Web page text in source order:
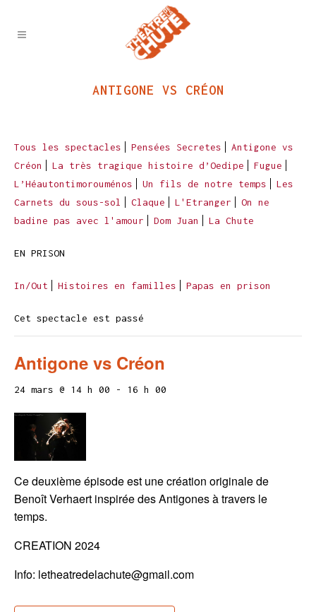
ANTIGONE VS CRÉON
Tous les spectacles Pensées Secretes
Antigone vs
Créon
La très tragique histoire d’Oedipe
Fugue
L’Héautontimorouménos
Un fils de notre temps
Les
Carnets du sous-sol
Claque L'Etranger
On ne
badine pas avec l'amour
Dom Juan La Chute
EN PRISON
In/Out Histoires en familles Papas en prison
Cet spectacle est passé
Antigone vs Créon
24 mars @ 14 h 00 - 16 h 00
Ce deuxième épisode est une création originale de
Benoît Verhaert inspirée des Antigones à travers le
temps.
CREATION 2024
Info: letheatredelachute@gmail.com